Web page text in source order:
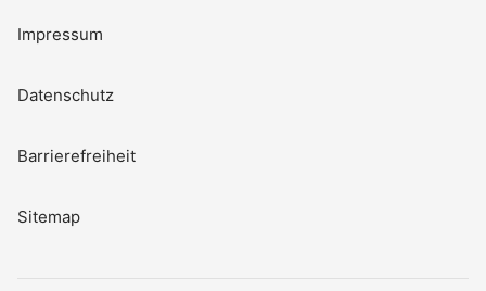
Impressum
Datenschutz
Barrierefreiheit
Sitemap